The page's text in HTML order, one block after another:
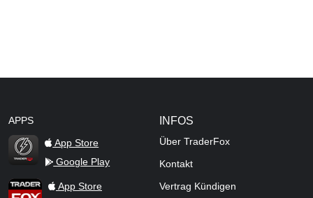
APPS
TraderFox Flash
App Store
Google Play
TraderFox AppApp Store
INFOS
Über TraderFox
Kontakt
Vertrag Kündigen